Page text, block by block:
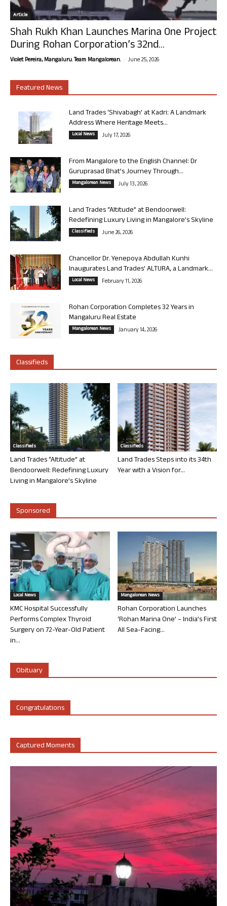
Article
Shah Rukh Khan Launches Marina One Project
During Rohan Corporation’s 32nd...
Violet Pereira, Mangaluru. Team Mangalorean. - June 25, 2026
Featured News
Land Trades ‘Shivabagh’ at Kadri: A Landmark
Address Where Heritage Meets...
Local News July 17, 2026
From Mangalore to the English Channel: Dr
Guruprasad Bhat’s Journey Through...
Mangalorean News July 13, 2026
Land Trades “Altitude” at Bendoorwell:
Redefining Luxury Living in Mangalore’s Skyline
Classifieds June 26, 2026
Chancellor Dr. Yenepoya Abdullah Kunhi
Inaugurates Land Trades’ ALTURA, a Landmark...
Local News February 11, 2026
Rohan Corporation Completes 32 Years in
Mangaluru Real Estate
Mangalorean News January 14, 2026
Classifieds
Classifieds
Land Trades “Altitude” at
Bendoorwell: Redefining Luxury
Living in Mangalore’s Skyline
Classifieds
Land Trades Steps into its 34th
Year with a Vision for...
Sponsored
Local News
KMC Hospital Successfully
Performs Complex Thyroid
Surgery on 72-Year-Old Patient
in...
Mangalorean News
Rohan Corporation Launches
‘Rohan Marina One’ – India’s First
All Sea-Facing...
Obituary
Congratulations
Captured Moments